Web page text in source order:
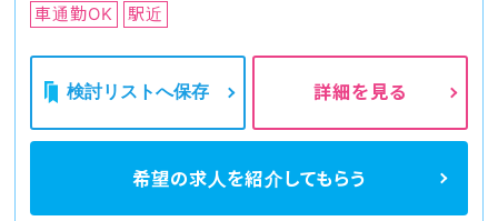
車通勤OK 駅近
検討リストへ保存 詳細を見る
希望の求人を紹介してもらう